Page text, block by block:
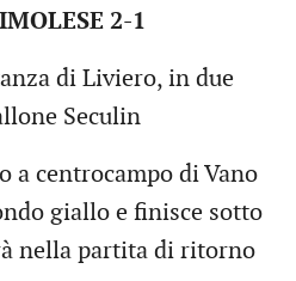
2-1
di Liviero, in due
Seculin
a centrocampo di Vano
giallo e finisce sotto
nella partita di ritorno